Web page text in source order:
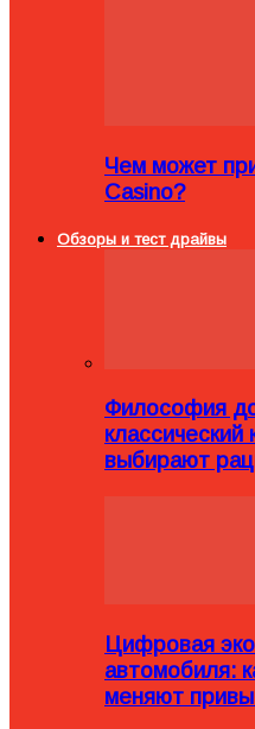
Чем может
Casino?
Обзоры и тест драйвы
Философия
выбирают
Цифровая
автомобиля:
меняют